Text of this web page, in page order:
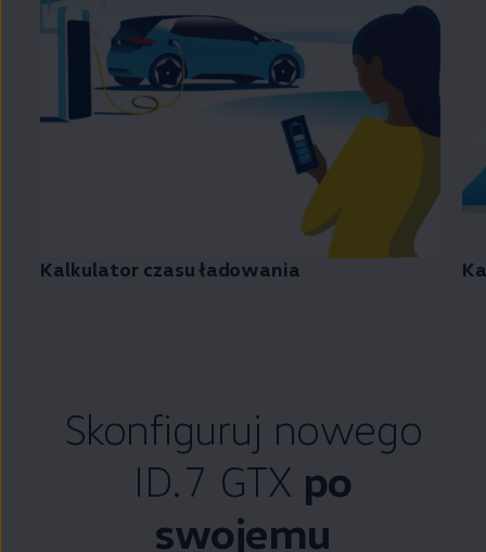
Kalkulator czasu ładowania
Skonfiguruj nowego
ID.7 GTX po
swojemu